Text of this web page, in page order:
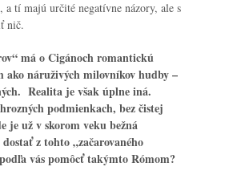
tí majú určité negatívne názory, ale s
nič.
má o Cigánoch romantickú
ako náruživých milovníkov hudby –
Realita je však úplne iná.
podmienkach, bez čistej
je už v skorom veku bežná
z tohto „začarovaného
vás pomôcť takýmto Rómom?